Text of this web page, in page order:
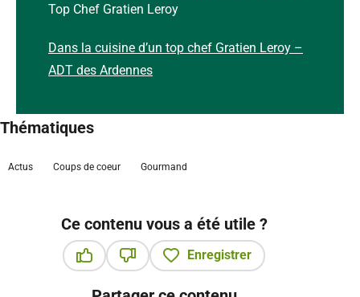
Top Chef Gratien Leroy
Dans la cuisine d’un top chef Gratien Leroy –
ADT des Ardennes
Thématiques
Actus Coups de coeur Gourmand
Ce contenu vous a été utile ?
Enregistrer